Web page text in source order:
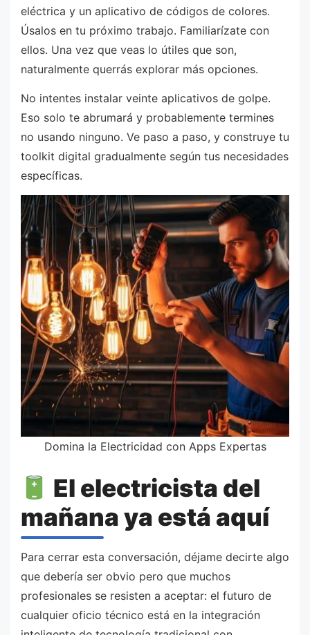
eléctrica y un aplicativo de códigos de colores.
Úsalos en tu próximo trabajo. Familiarízate con
ellos. Una vez que veas lo útiles que son,
naturalmente querrás explorar más opciones.
No intentes instalar veinte aplicativos de golpe.
Eso solo te abrumará y probablemente termines
no usando ninguno. Ve paso a paso, y construye tu
toolkit digital gradualmente según tus necesidades
específicas.
Domina la Electricidad con Apps Expertas
El electricista del
mañana ya está aquí
Para cerrar esta conversación, déjame decirte algo
que debería ser obvio pero que muchos
profesionales se resisten a aceptar: el futuro de
cualquier oficio técnico está en la integración